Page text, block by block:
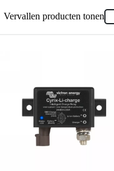
Vervallen producten tonen